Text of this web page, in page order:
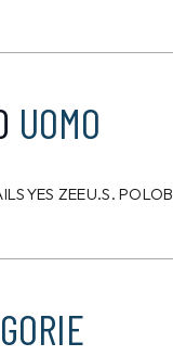
UOMO
YES ZEEU.S. POLO